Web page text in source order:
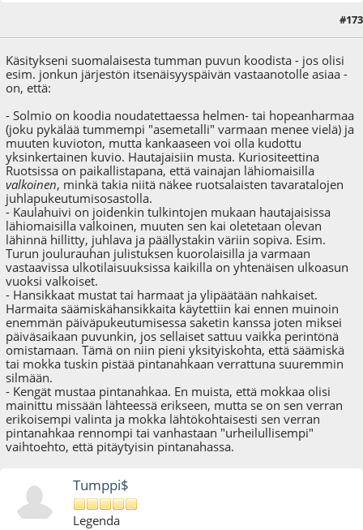
: 09.01.23 - klo:14:49 käyttäjältä Alhazen#173
Käsitykseni suomalaisesta tumman puvun koodista - jos olisi
esim. jonkun järjestön itsenäisyyspäivän vastaanotolle asiaa -
on, että:
- Solmio on koodia noudatettaessa helmen- tai hopeanharmaa
(joku pykälää tummempi "asemetalli" varmaan menee vielä) ja
muuten kuvioton, mutta kankaaseen voi olla kudottu
yksinkertainen kuvio. Hautajaisiin musta. Kuriositeettina
Ruotsissa on paikallistapana, että vainajan lähiomaisilla
valkoinen, minkä takia niitä näkee ruotsalaisten tavaratalojen
juhlapukeutumisosastolla.
- Kaulahuivi on joidenkin tulkintojen mukaan hautajaisissa
lähiomaisilla valkoinen, muuten sen kai oletetaan olevan
lähinnä hillitty, juhlava ja päällystakin väriin sopiva. Esim.
Turun joulurauhan julistuksen kuorolaisilla ja varmaan
vastaavissa ulkotilaisuuksissa kaikilla on yhtenäisen ulkoasun
vuoksi valkoiset.
- Hansikkaat mustat tai harmaat ja ylipäätään nahkaiset.
Harmaita säämiskähansikkaita käytettiin kai ennen muinoin
enemmän päiväpukeutumisessa saketin kanssa joten miksei
päiväsaikaan puvunkin, jos sellaiset sattuu vaikka perintönä
omistamaan. Tämä on niin pieni yksityiskohta, että säämiskä
tai mokka tuskin pistää pintanahkaan verrattuna suuremmin
silmään.
- Kengät mustaa pintanahkaa. En muista, että mokkaa olisi
mainittu missään lähteessä erikseen, mutta se on sen verran
erikoisempi valinta ja mokka lähtökohtaisesti sen verran
pintanahkaa rennompi tai vanhastaan "urheilullisempi"
vaihtoehto, että pitäytyisin pintanahassa.
Tumppi$
Legenda